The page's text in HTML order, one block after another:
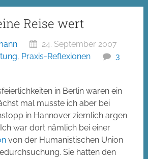
Reise wert
24. September 2007
, Praxis-Reflexionen
3
in Berlin waren ein
mal musste ich aber bei
in Hannover ziemlich argen
war dort nämlich bei einer
von der Humanistischen Union
Sie hatten den